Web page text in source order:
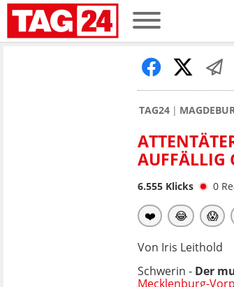
TAG24
AUFFÄLLIG
6.555 Klicks 0
❤️ 😂 😱
Von Iris Leithold
Schwerin - Der
Mecklenburg-